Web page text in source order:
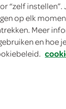
“zelf instellen”.
op elk
Meer
en hoe